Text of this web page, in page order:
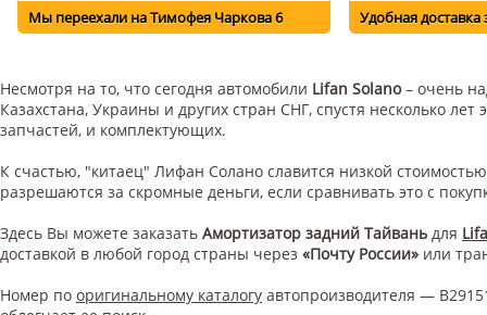
Мы переехали на Тимофея Чаркова 6 Удобная доставка
Несмотря на то, что сегодня автомобили Lifan Solano– очень
Казахстана, Украины и других стран СНГ, спустя несколько
запчастей, и комплектующих.
К счастью, "китаец" Лифан Солано славится низкой
разрешаются за скромные деньги, если сравнивать это с
Здесь Вы можете заказать Амортизатор задний Тайвань для
доставкой в любой город страны через «Почту России» или
Номер по оригинальному каталогу автопроизводителя —